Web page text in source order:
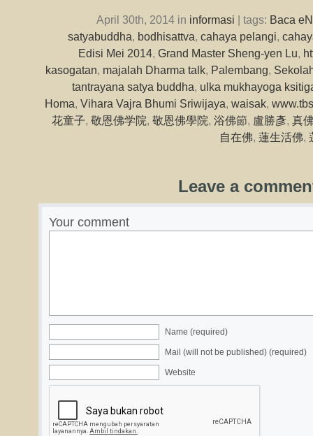
April 30th, 2014 in informasi | tags: Baca
satyabuddha, bodhisattva, cahaya pelangi,
Edisi Mei 2014, Grand Master Sheng-yen Lu,
kasogatan, majalah Dharma talk, Palembang,
tantrayana satya buddha, ulka mukhayoga
Homa, Vihara Vajra Bhumi Sriwijaya, waisak,
花童子, 敬恩佛学院, 敬恩佛學院, 浴佛節, 盧勝彥, 真
自在佛, 蓮生活佛,
Leave a
Your comment
Name (required)
Mail (will not be published) (required)
Website